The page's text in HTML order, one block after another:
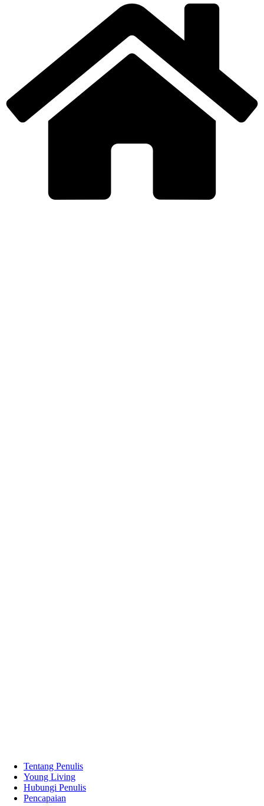
Tentang Penulis
Young Living
Hubungi Penulis
Pencapaian